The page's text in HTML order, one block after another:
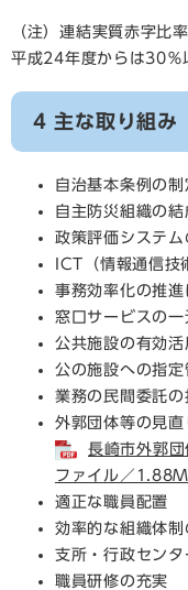
（注）連結実質赤字比
平成24年度からは30％
4 主な取り組み
自治基本条例の制
自主防災組織の結
政策評価システム
ICT（情報通信技
事務効率化の推
窓口サービスの一
公共施設の有効活
公の施設への指
業務の民間委託の
外郭団体等の見直
長崎市外郭
ファイル／
適正な職員配置
効率的な組織体制
支所・行政セン
職員研修の充実